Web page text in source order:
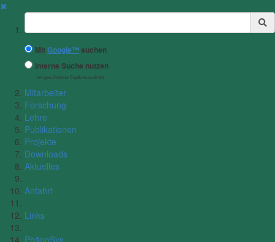
✖
Suchbegriff
MitGoogle™ suchen
Interne Suche nutzen
(eingeschränkte Ergebnisqualität)
Mitarbeiter
Forschung
Lehre
Publikationen
Projekte
Downloads
Aktuelles
Anfahrt
Links
PhänoSys